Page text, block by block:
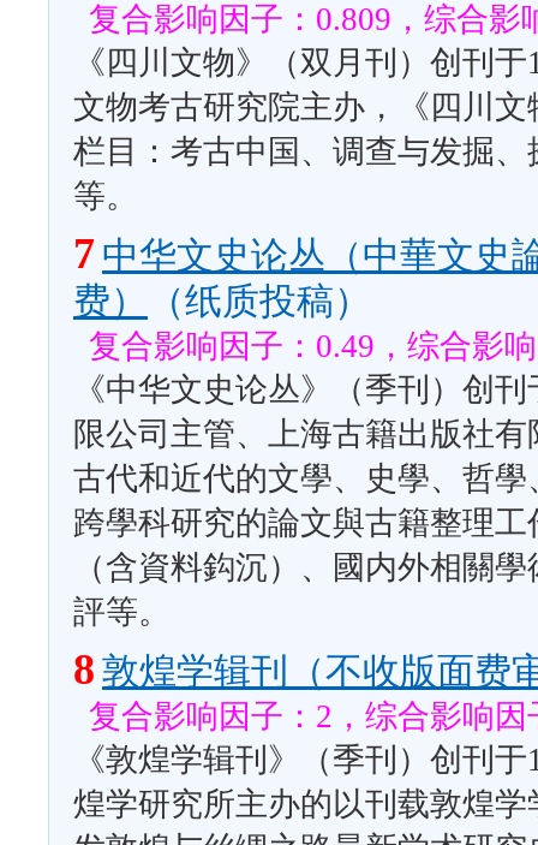
复合影响因子：0.809，综合影
《四川文物》（双月刊）创刊
文物考古研究院主办，《四川
栏目：考古中国、调查与发掘
等。
7 中华文史论丛（中華文史
费）
（纸质投稿）
复合影响因子：0.49，综合影
《中华文史论丛》（季刊）创
限公司主管、上海古籍出版社
古代和近代的文學、史學、哲
跨學科研究的論文與古籍整理
（含資料鈎沉）、國内外相關
評等。
8 敦煌学辑刊（不收版面费
复合影响因子：2，综合影响因
《敦煌学辑刊》（季刊）创刊
煌学研究所主办的以刊载敦煌